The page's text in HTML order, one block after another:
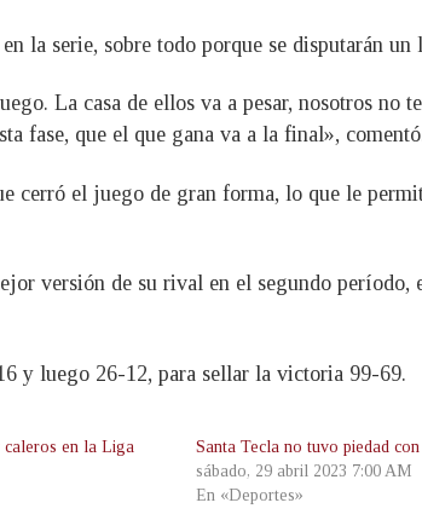
la serie, sobre todo porque se disputarán
La casa de ellos va a pesar, nosotros no
fase, que el que gana va a la final»,
cerró el juego de gran forma, lo que le
versión de su rival en el segundo período,
y luego 26-12, para sellar la victoria 99-69.
caleros en la Liga
Santa Tecla no tuvo piedad
sábado, 29 abril 2023 7:00 AM
En «Deportes»